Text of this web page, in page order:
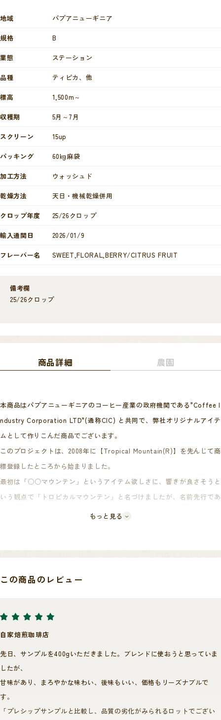
地域 パプアニューギニア
規格 B
業態 ステーション
品種 ティピカ、他
標高 1,500m～
収穫期 5月～7月
スクリーン 15up
パッキング 60kg麻袋
加工方法 ウォッシュド
乾燥方法 天日・機械乾燥併用
クロップ年度 25/26クロップ
輸入通関日 2026/01/9
フレーバー名 SWEET,FLORAL,BERRY/CITRUS FRUIT
備考欄
25/26クロップ
商品詳細 農園
本商品はパプアニューギニアのコーヒー産業の政府機関である"Coffee I
ndustry Corporation LTD"(通称CIC) と共同で、弊社オリジナルアイテ
ムとして作りこんだ商品でございます。
このプロジェクトは、2008年に【Tropical Mountain(R)】を先んじて商
標登録したところから始まりました。
最初は「○○マウンテン」というアイテム欲しさに、響きが良さそうと
いう観点で「トロピカルマウンテン」と名づけましたが、名前先行であ
ったため、どこの産地のアイテムにこの名前を冠するかが決まっており
ージから、南国でフルーティーなコーヒー豆の産地であるパプアニュー
ギニアに決定いたしました。
ですので品質に拘るべくオリジナル規格を策定してまいります。
規格を作るにあたり現地の方と共にブランドが大きく育てようというこ
とで、弊社単独で行うのではなく、政府機関であるCICと共同開発を行い
ました。
国の機関であるCICがお墨付きを出す以上、妥協したものを作ることは許
されません。
カップを安定させるためにまずは外部団体に品質検査を委託、その基準
その後弊社でカップを行い、買付ロットを決するというダブル検査を経
ることにより、品質を安定させております。
最高のカップを作り出すべく、弊社とCICで取り決めた厳格な数値面での
「規格基準」もございます。
ⅠPSCグレード（旧規格）、Ⅱ 標高1500m以上、Ⅲ Qグレーダーによる
SCAカップスコア80点以上・・・etc
あえて取り組む輸出業者を決めうちせず、CICが主催する入札制度による
もっと見る
この商品のレビュー
自家焙煎珈琲店
先日、サンプルを400gいただきました。ブレンドに使おうと思っていま
したが、
甘味があり、まろやかな味わい、後味もいい、価格もリーズナブルで
す。
「プレシップサンプルと比較し、品質の劣化がみられるロットでござい